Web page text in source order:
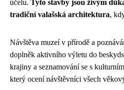
účelu. Tyto stavby jsou živým
tradiční valašská architektura,
Návštěva muzeí v přírodě a
doplněk aktivního výletu do
krajiny a seznamování se s
který ocení návštěvníci všech